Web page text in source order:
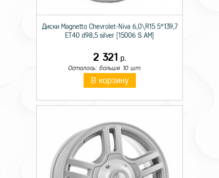
Диски Magnetto Chevrolet-Niva 6,0\R15 5*139,7
ET40 d98,5 silver [15006 S AM]
2 321 р.
Осталось: больше 10 шт.
В корзину